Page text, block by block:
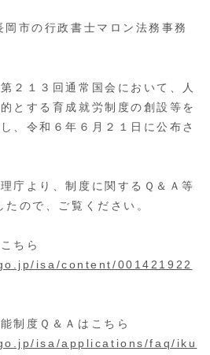
市の行政書士マロン法務事務
２１３回通常国会において、人
とする育成就労制度の創設等を
、令和６年６月２１日に公布さ
庁より、制度に関するＱ＆Ａ等
ので、ご覧ください。
ちら
isa/content/001421922
制度Ｑ＆Ａはこちら
isa/applications/faq/iku